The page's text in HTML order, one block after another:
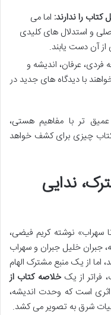
را ندارند: اما می
و استدلال های کلیدی
آن دست یابند.
فردی، عرفان، اندیشه و
با دیدگاه های جدید در
تر با مفاهیم هستی،
کتاب چیزی برای کشف خواهد
ندایی
سهراب» نوشته کریم فیضی،
جبران خلیل جبران و سهراب
اما از یک منبع مشترک الهام
فراتر از یکخلاصه کتاب از
است که وحدت اندیشه،
شرق به تصویر می کشد.